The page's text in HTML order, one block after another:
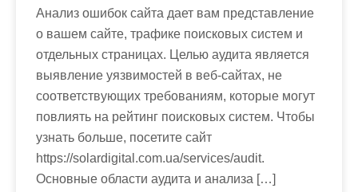
Анализ ошибок сайта дает вам представление
о вашем сайте, трафике поисковых систем и
отдельных страницах. Целью аудита является
выявление уязвимостей в веб-сайтах, не
соответствующих требованиям, которые могут
повлиять на рейтинг поисковых систем. Чтобы
узнать больше, посетите сайт
https://solardigital.com.ua/services/audit.
Основные области аудита и анализа […]